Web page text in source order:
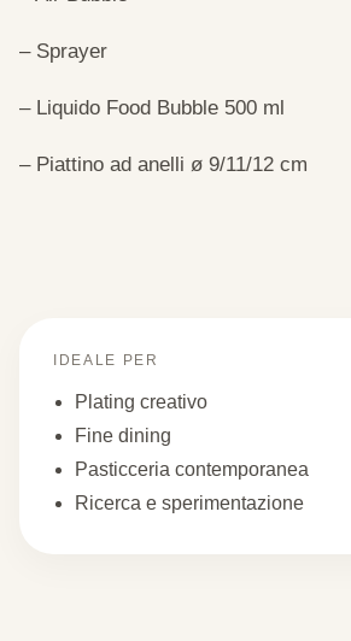
– Sprayer
– Liquido Food Bubble 500 ml
– Piattino ad anelli ø 9/11/12 cm
IDEALE PER
Plating creativo
Fine dining
Pasticceria contemporanea
Ricerca e sperimentazione